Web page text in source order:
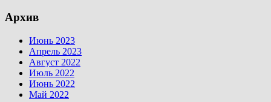
Архив
Июнь 2023
Апрель 2023
Август 2022
Июль 2022
Июнь 2022
Май 2022